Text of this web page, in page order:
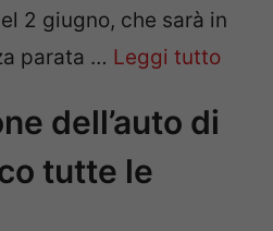
2 giugno, che sarà in
parata … Leggi tutto
dell’auto di
tutte le